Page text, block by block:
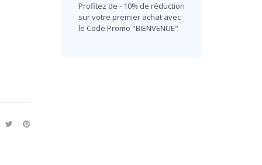
Profitez de - 10% de réduction
sur votre premier achat avec
le Code Promo "BIENVENUE"